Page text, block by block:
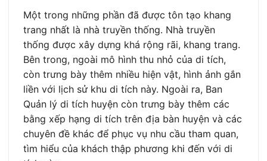
Một trong những phần đã được tôn tạo khang
trang nhất là nhà truyền thống. Nhà truyền
thống được xây dựng khá rộng rãi, khang trang.
Bên trong, ngoài mô hình thu nhỏ của di tích,
còn trưng bày thêm nhiều hiện vật, hình ảnh gắn
liền với lịch sử khu di tích này. Ngoài ra, Ban
Quản lý di tích huyện còn trưng bày thêm các
bằng xếp hạng di tích trên địa bàn huyện và các
chuyên đề khác để phục vụ nhu cầu tham quan,
tìm hiểu của khách thập phương khi đến với di